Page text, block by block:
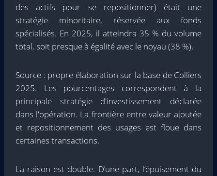
des actifs pour se repositionner) était une
stratégie minoritaire, réservée aux fonds
spécialisés. En 2025, il atteindra 35 % du volume
total, soit presque à égalité avec le noyau (38 %).
Source : propre élaboration sur la base de Colliers
2025. Les pourcentages correspondent à la
principale stratégie d'investissement déclarée
dans l'opération. La frontière entre valeur ajoutée
et repositionnement des usages est floue dans
certaines transactions.
La raison est double. D’une part, l’épuisement du